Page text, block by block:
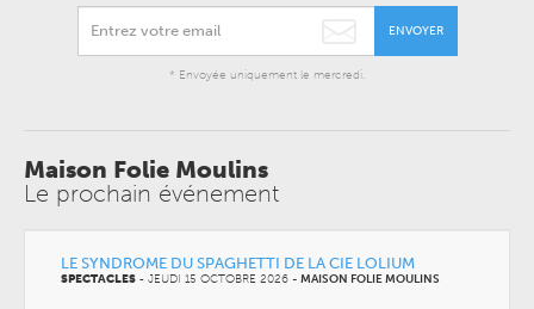
ENVOYER
* Envoyée uniquement le mercredi.
Maison Folie Moulins
Le prochain événement
LE SYNDROME DU SPAGHETTI DE LA CIE LOLIUM
SPECTACLES - JEUDI 15 OCTOBRE 2026 - MAISON FOLIE MOULINS